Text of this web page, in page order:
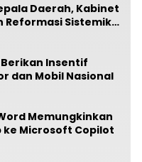
Daerah, Kabinet
Reformasi Sistemik:
Cukup!
Insentif
dan Mobil Nasional
Memungkinkan
ke Microsoft Copilot